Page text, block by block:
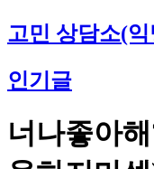
고민 상담소(익
인기글
너나좋아